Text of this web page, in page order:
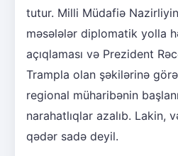
tutur. Milli Müdafiə
məsələlər diplomatik yolla
açıqlaması və Prezident
Trampla olan şəkilərinə
regional müharibənin
narahatlıqlar azalıb. Lakin,
qədər sadə deyil.